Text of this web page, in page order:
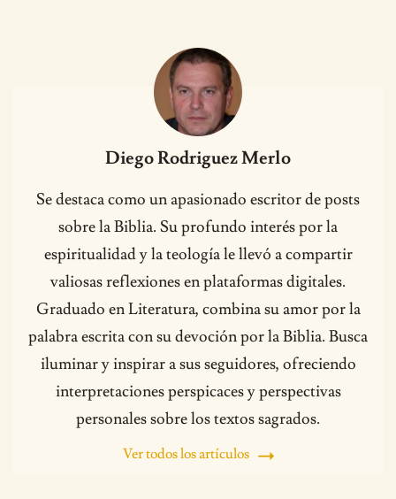
Diego Rodriguez Merlo
Se destaca como un apasionado escritor de posts
sobre la Biblia. Su profundo interés por la
espiritualidad y la teología le llevó a compartir
valiosas reflexiones en plataformas digitales.
Graduado en Literatura, combina su amor por la
palabra escrita con su devoción por la Biblia. Busca
iluminar y inspirar a sus seguidores, ofreciendo
interpretaciones perspicaces y perspectivas
personales sobre los textos sagrados.
Ver todos los artículos